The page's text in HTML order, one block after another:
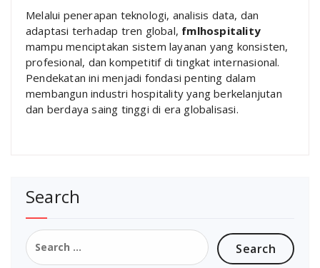
Melalui penerapan teknologi, analisis data, dan
adaptasi terhadap tren global, fmlhospitality
mampu menciptakan sistem layanan yang konsisten,
profesional, dan kompetitif di tingkat internasional.
Pendekatan ini menjadi fondasi penting dalam
membangun industri hospitality yang berkelanjutan
dan berdaya saing tinggi di era globalisasi.
Search
Search
for: